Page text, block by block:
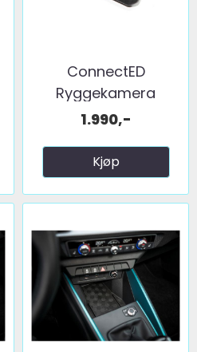
ConnectED
Ryggekamera
(håndtak) (CVBS) ...
1.990,-
Kjøp